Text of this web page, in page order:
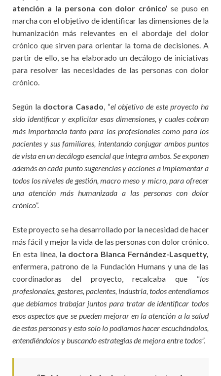
atención a la persona con dolor crónico’ se puso en
marcha con el objetivo de identificar las dimensiones de la
humanización más relevantes en el abordaje del dolor
crónico que sirven para orientar la toma de decisiones. A
partir de ello, se ha elaborado un decálogo de iniciativas
para resolver las necesidades de las personas con dolor
crónico.
Según ladoctora Casado, “el objetivo de este proyecto ha
sido identificar y explicitar esas dimensiones, y cuales cobran
más importancia tanto para los profesionales como para los
pacientes y sus familiares, intentando conjugar ambos puntos
de vista en un decálogo esencial que integra ambos. Se exponen
además en cada punto sugerencias y acciones a implementar a
todos los niveles de gestión, macro meso y micro, para ofrecer
una atención más humanizada a las personas con dolor
crónico”.
Este proyecto se ha desarrollado por la necesidad de hacer
más fácil y mejor la vida de las personas con dolor crónico.
En esta línea, la doctora Blanca Fernández-Lasquetty,
enfermera, patrono de la Fundación Humans y una de las
coordinadoras del proyecto, recalcaba que “los
profesionales, gestores, pacientes, industria, todos entendíamos
que debíamos trabajar juntos para tratar de identificar todos
esos aspectos que se pueden mejorar en la atención a la salud
de estas personas y esto solo lo podíamos hacer escuchándolos,
entendiéndolos y buscando estrategias de mejora entre todos”.